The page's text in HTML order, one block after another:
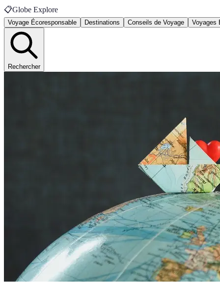
📋Globe Explore
Voyage Écoresponsable Destinations Conseils de Voyage Voyages
Rechercher